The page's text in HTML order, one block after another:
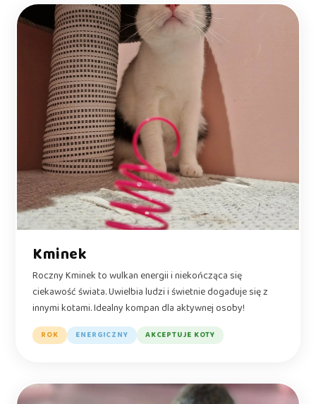
Kminek
Roczny Kminek to wulkan energii i niekończąca się
ciekawość świata. Uwielbia ludzi i świetnie dogaduje się z
innymi kotami. Idealny kompan dla aktywnej osoby!
ROK ENERGICZNY AKCEPTUJE KOTY